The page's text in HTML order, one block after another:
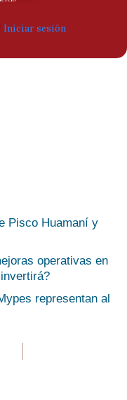
Pisco Huamaní y
operativas en
representan al